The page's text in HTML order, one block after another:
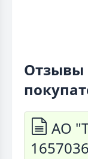
Отзывы
АО